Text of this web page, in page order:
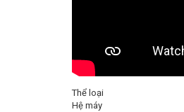
Thể loại
Hệ máy